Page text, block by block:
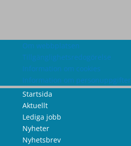
Om webbplatsen
Tillgänglighetsredogörelse
Information om cookies
Information om personuppgifter
Startsida
Aktuellt
Lediga jobb
Nyheter
Nyhetsbrev